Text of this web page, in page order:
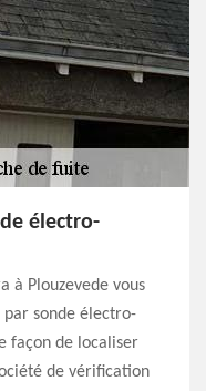
électro-
à Plouzevede vous
sonde électro-
façon de localiser
de vérification